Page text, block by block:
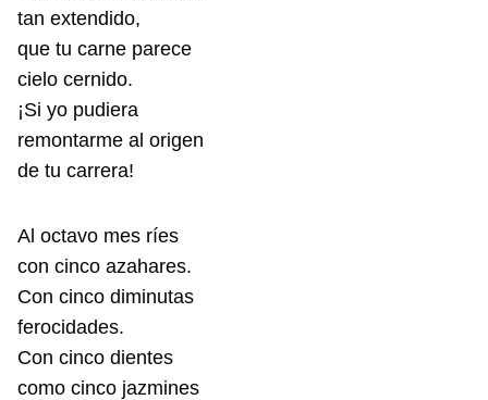
tan extendido,
que tu carne parece
cielo cernido.
¡Si yo pudiera
remontarme al origen
de tu carrera!
Al octavo mes ríes
con cinco azahares.
Con cinco diminutas
ferocidades.
Con cinco dientes
como cinco jazmines